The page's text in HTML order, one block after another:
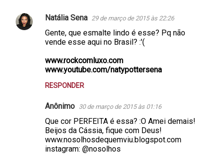
Natália Sena 29 de março de 2015 às 22:26
Gente, que esmalte lindo é esse? Pq não
vende esse aqui no Brasil? :'(
www.rockcomluxo.com
www.youtube.com/natypottersena
RESPONDER
Anônimo 30 de março de 2015 às 01:16
Que cor PERFEITA é essa? :O Amei demais!
Beijos da Cássia, fique com Deus!
www.nosolhosdequemviu.blogspot.com
instagram: @nosolhos